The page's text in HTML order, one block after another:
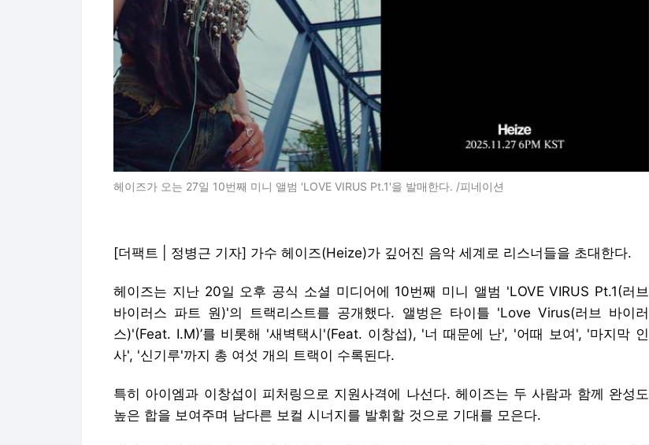
헤이즈가 오는 27일 10번째 미니 앨범 'LOVE VIRUS Pt.1'을 발매한다. /피네이션
[더팩트 | 정병근 기자] 가수 헤이즈(Heize)가 깊어진 음악 세계로 리스너들을 초대한다.
헤이즈는 지난 20일 오후 공식 소셜 미디어에 10번째 미니 앨범 'LOVE VIRUS Pt.1(러브
바이러스 파트 원)'의 트랙리스트를 공개했다. 앨벙은 타이틀 'Love Virus(러브 바이러
스)'(Feat. I.M)’를 비롯해 '새벽택시'(Feat. 이창섭), '너 때문에 난', '어때 보여', '마지막 인
사', '신기루'까지 총 여섯 개의 트랙이 수록된다.
특히 아이엠과 이창섭이 피처링으로 지원사격에 나선다. 헤이즈는 두 사람과 함께 완성도
높은 합을 보여주며 남다른 보컬 시너지를 발휘할 것으로 기대를 모은다.